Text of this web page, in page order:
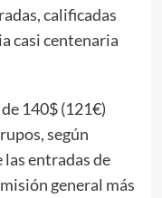
calificadas
casi centenaria
140$ (121€)
según
entradas de
general más